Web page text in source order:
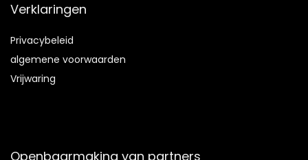
Verklaringen
Privacybeleid
algemene voorwaarden
Vrijwaring
Openbaarmaking van partners